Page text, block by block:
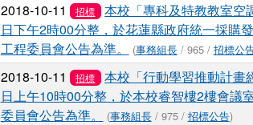
2018-10-11 招標
本校「專科及特教教室空
日下午2時00分整，於花蓮縣政府統一採購
工程委員會公告為準。
(事務組長/ 965 / 招標公
2018-10-11 招標
本校「行動學習推動計畫
日上午10時00分整，於本校睿智樓2樓會議
委員會公告為準。
(事務組長/ 975 / 招標公告)